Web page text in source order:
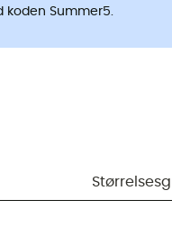
koden Summer5.